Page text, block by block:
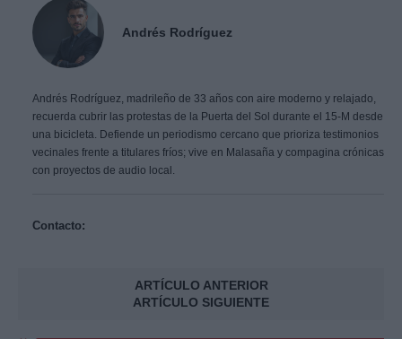
Andrés Rodríguez
Andrés Rodríguez, madrileño de 33 años con aire moderno y relajado,
recuerda cubrir las protestas de la Puerta del Sol durante el 15-M desde
una bicicleta. Defiende un periodismo cercano que prioriza testimonios
vecinales frente a titulares fríos; vive en Malasaña y compagina crónicas
con proyectos de audio local.
Contacto:
ARTÍCULO ANTERIOR
ARTÍCULO SIGUIENTE